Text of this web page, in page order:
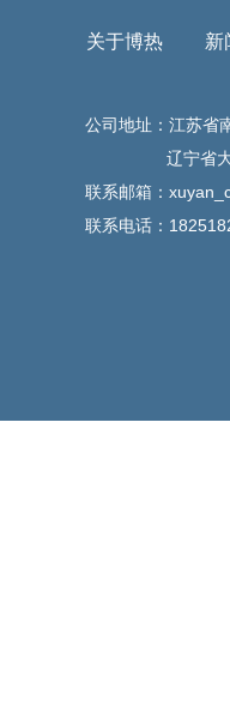
关于博热 新
公司地址：江苏省
辽宁省大连甘
联系邮箱：
联系电话：